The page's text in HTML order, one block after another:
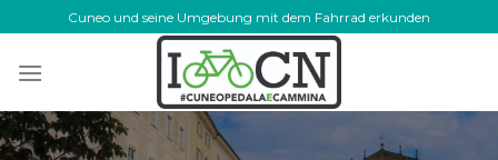
to
content
Cuneo und seine Umgebung mit dem Fahrrad erkunden